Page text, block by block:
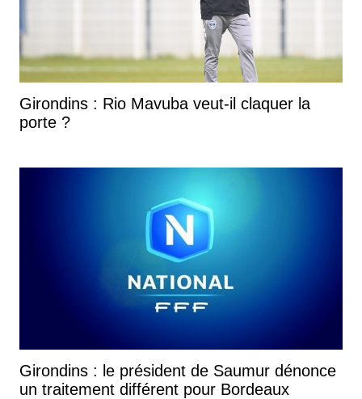
Girondins : Rio Mavuba veut-il claquer la
porte ?
Girondins : le président de Saumur dénonce
un traitement différent pour Bordeaux